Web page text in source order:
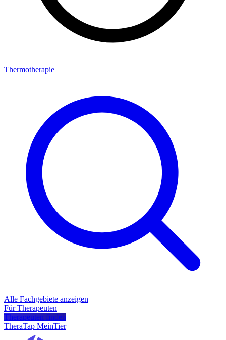
Thermotherapie
Alle Fachgebiete anzeigen
Für Therapeuten
Therapeuten finden
TheraTap MeinTier